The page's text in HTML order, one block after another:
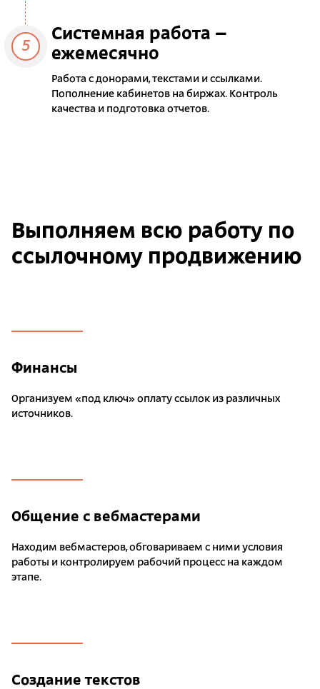
5
Системная работа –
ежемесячно
Работа с донорами, текстами и ссылками.
Пополнение кабинетов на биржах. Контроль
качества и подготовка отчетов.
Выполняем всю работу по
ссылочному продвижению
Финансы
Организуем «под ключ» оплату ссылок из различных
источников.
Общение с вебмастерами
Находим вебмастеров, обговариваем с ними условия
работы и контролируем рабочий процесс на каждом
этапе.
Создание текстов